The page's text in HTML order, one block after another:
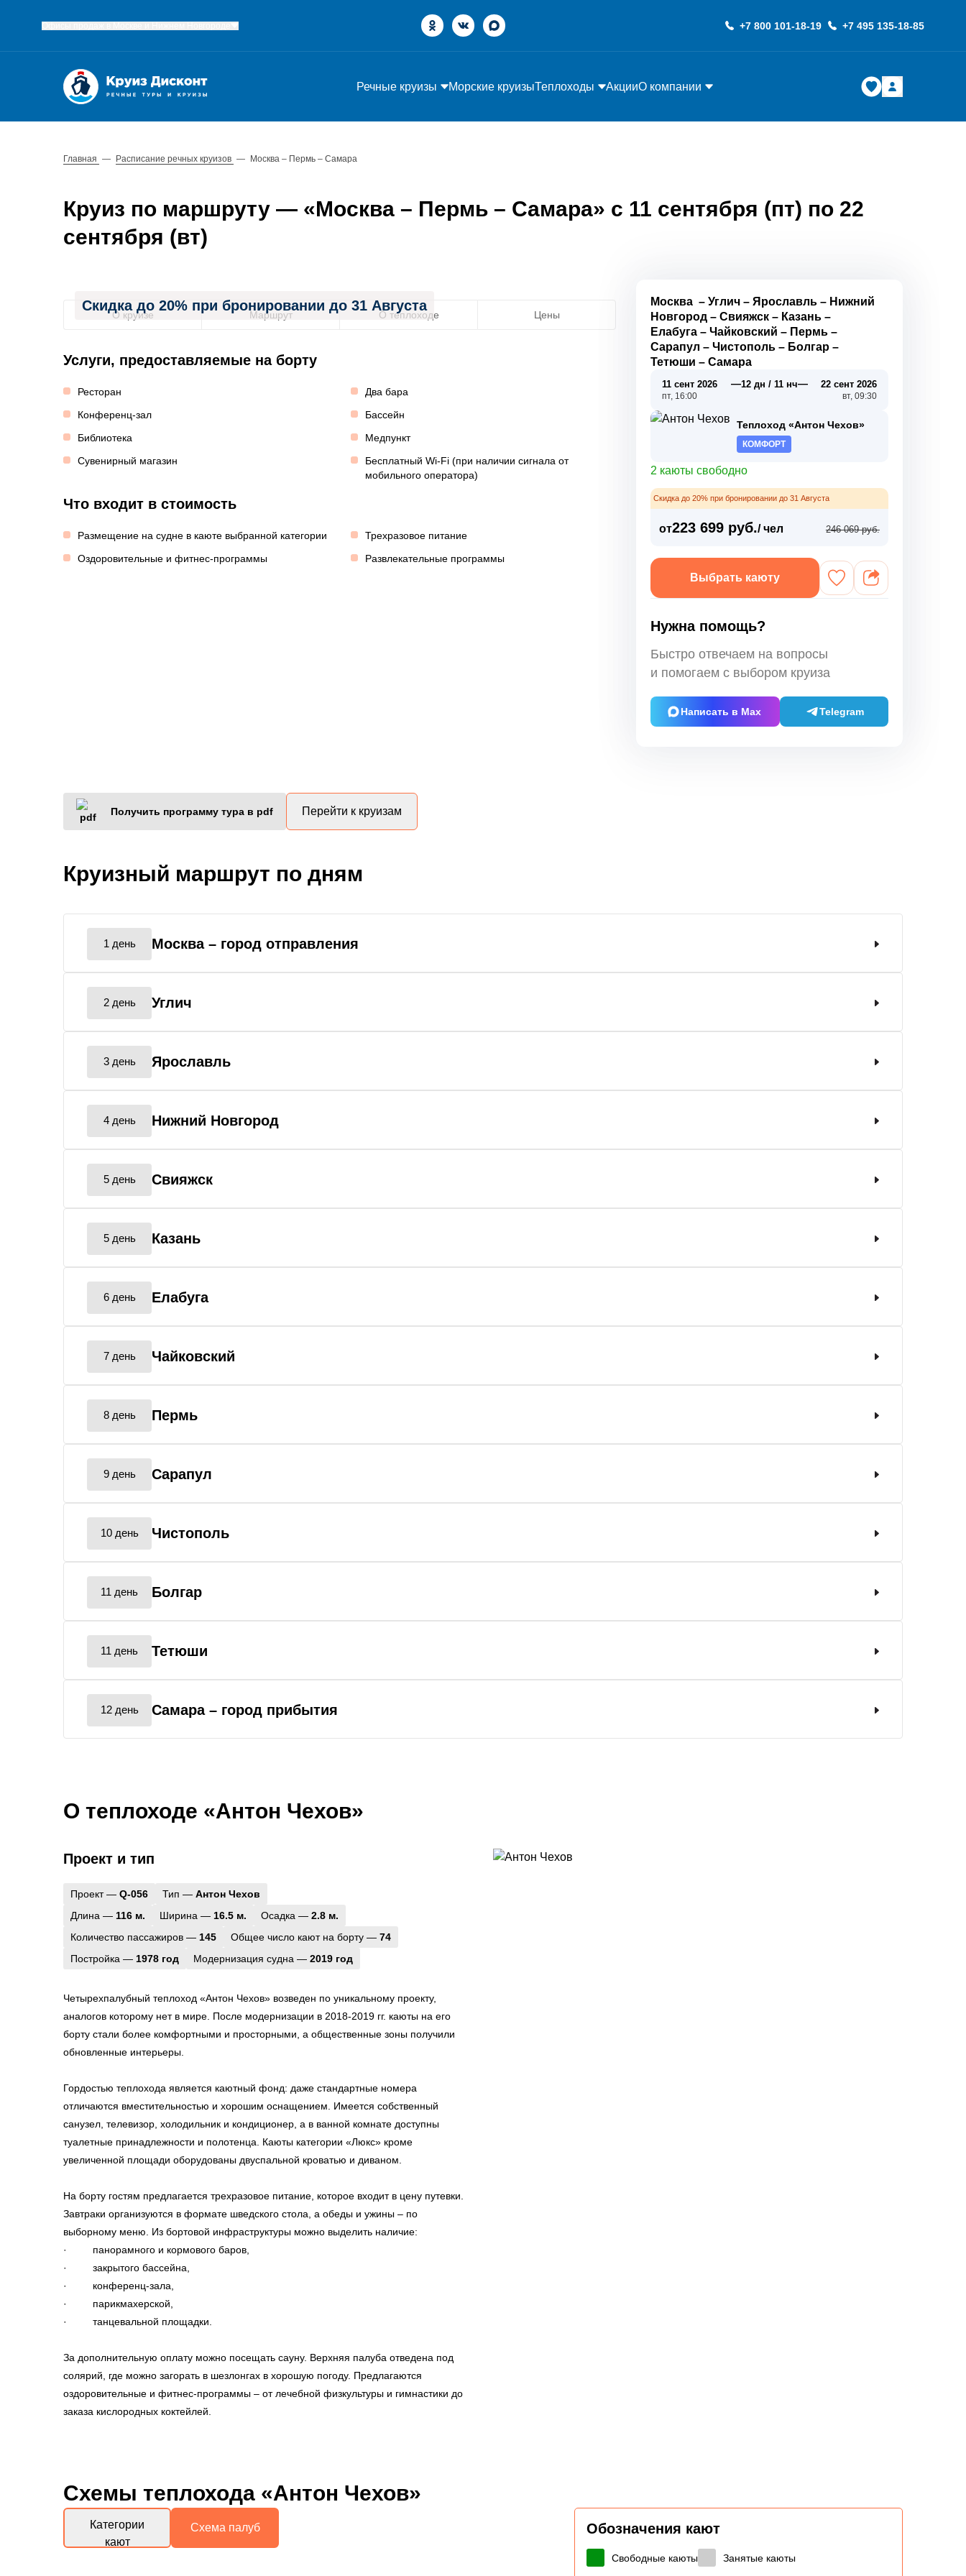
+7 800 101-18-19 +7 495 135-18-85
Речные круизы Морские круизыТеплоходы АкцииО компании
Главная — Расписание речных круизов — Москва – Пермь – Самара
Круиз по маршруту — «Москва – Пермь – Самара» с 11 сентября (пт) по 22
сентября (вт)
Скидка до 20% при бронировании до 31 Августа
О круизе Маршрут О теплоходе Цены
Услуги, предоставляемые на борту
Ресторан
Два бара
Конференц-зал
Бассейн
Библиотека
Медпункт
Сувенирный магазин
Бесплатный Wi-Fi (при наличии сигнала от
мобильного оператора)
Что входит в стоимость
Размещение на судне в каюте выбранной категории
Трехразовое питание
Оздоровительные и фитнес-программы
Развлекательные программы
Москва –Углич –Ярославль – Нижний
Новгород –Свияжск – Казань –
Елабуга –Чайковский – Пермь –
Сарапул –Чистополь – Болгар –
Тетюши –Самара
11 сент 2026
пт, 16:00
—12 дн / 11 нч— 22 сент 2026
вт, 09:30
Теплоход «Антон Чехов»
КОМФОРТ
2 каюты свободно
Скидка до 20% при бронировании до 31 Августа
от223 699 руб./ чел 246 069 руб.
Выбрать каюту
Нужна помощь?
Быстро отвечаем на вопросы
и помогаем с выбором круиза
Написать в Max Telegram
Получить программу тура в pdf Перейти к круизам
Круизный маршрут по дням
1 день Москва – город отправления
2 день Углич
3 день Ярославль
4 день Нижний Новгород
5 день Свияжск
5 день Казань
6 день Елабуга
7 день Чайковский
8 день Пермь
9 день Сарапул
10 день Чистополь
11 день Болгар
11 день Тетюши
12 день Самара – город прибытия
О теплоходе «Антон Чехов»
Проект и тип
Проект — Q-056 Тип — Антон Чехов
Длина — 116 м. Ширина — 16.5 м. Осадка — 2.8 м.
Количество пассажиров — 145 Общее число кают на борту — 74
Постройка — 1978 год Модернизация судна — 2019 год
Четырехпалубный теплоход «Антон Чехов» возведен по уникальному проекту,
аналогов которому нет в мире. После модернизации в 2018-2019 гг. каюты на его
борту стали более комфортными и просторными, а общественные зоны получили
обновленные интерьеры.
Гордостью теплохода является каютный фонд: даже стандартные номера
отличаются вместительностью и хорошим оснащением. Имеется собственный
санузел, телевизор, холодильник и кондиционер, а в ванной комнате доступны
туалетные принадлежности и полотенца. Каюты категории «Люкс» кроме
увеличенной площади оборудованы двуспальной кроватью и диваном.
На борту гостям предлагается трехразовое питание, которое входит в цену путевки.
Завтраки организуются в формате шведского стола, а обеды и ужины – по
выборному меню. Из бортовой инфраструктуры можно выделить наличие:
· панорамного и кормового баров,
· закрытого бассейна,
· конференц-зала,
· парикмахерской,
· танцевальной площадки.
За дополнительную оплату можно посещать сауну. Верхняя палуба отведена под
солярий, где можно загорать в шезлонгах в хорошую погоду. Предлагаются
оздоровительные и фитнес-программы – от лечебной физкультуры и гимнастики до
заказа кислородных коктейлей.
Схемы теплохода «Антон Чехов»
Обозначения кают
Свободные каюты Занятые каюты
Категории
кают
Схема палуб